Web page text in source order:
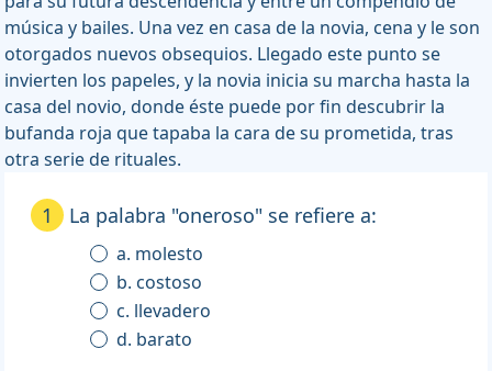
música y bailes. Una vez en casa de la novia, cena y le son
otorgados nuevos obsequios. Llegado este punto se
invierten los papeles, y la novia inicia su marcha hasta la
casa del novio, donde éste puede por fin descubrir la
bufanda roja que tapaba la cara de su prometida, tras
otra serie de rituales.
1 La palabra "oneroso" se refiere a:
a. molesto
b. costoso
c. llevadero
d. barato